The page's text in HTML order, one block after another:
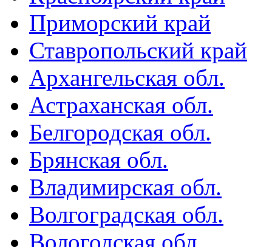
Приморский край
Ставропольский край
Архангельская обл.
Астраханская обл.
Белгородская обл.
Брянская обл.
Владимирская обл.
Волгоградская обл.